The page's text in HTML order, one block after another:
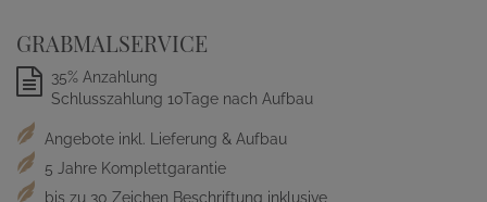
GRABMALSERVICE
35% Anzahlung
Schlusszahlung 10Tage nach Aufbau
Angebote inkl. Lieferung & Aufbau
5 Jahre Komplettgarantie
bis zu 30 Zeichen Beschriftung inklusive